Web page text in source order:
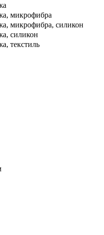
микрофибра
микрофибра, силикон
силикон
текстиль